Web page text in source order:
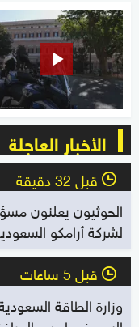
الأخبار العاجلة
l قبل 32 دقيقة
الحوثيون يعلنون
لشركة أرامكو
l قبل 5 ساعات
وزارة الطاقة